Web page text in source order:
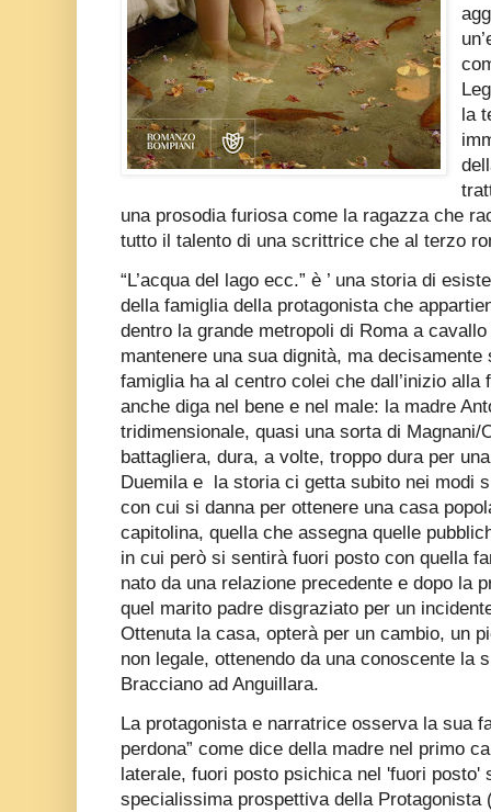
la
una prosodia furiosa come la ragazza che
tutto il talento di una scrittrice che al terzo
“L’acqua del lago ecc.” è ’ una storia di
della famiglia della protagonista che
dentro la grande metropoli di Roma a
mantenere una sua dignità, ma
famiglia ha al centro colei che dall’inizio
anche diga nel bene e nel male: la madre
tridimensionale, quasi una sorta di Magnani/
battagliera, dura, a volte, troppo dura per
Duemila e la storia ci getta subito nei modi
con cui si danna per ottenere una casa
capitolina, quella che assegna quelle
in cui però si sentirà fuori posto con quella
nato da una relazione precedente e dopo la
quel marito padre disgraziato per un
Ottenuta la casa, opterà per un cambio, un
non legale, ottenendo da una conoscente la
Bracciano ad Anguillara.
La protagonista e narratrice osserva la sua
perdona” come dice della madre nel primo
laterale, fuori posto psichica nel 'fuori posto'
specialissima prospettiva della